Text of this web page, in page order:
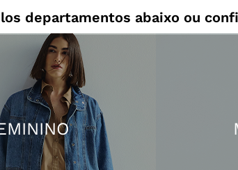
departamentos abaixo ou